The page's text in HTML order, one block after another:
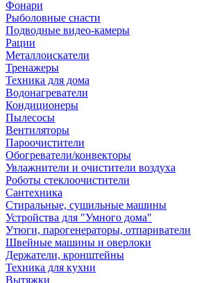
Фонари
Рыболовные снасти
Подводные видео-камеры
Рации
Металлоискатели
Тренажеры
Техника для дома
Водонагреватели
Кондиционеры
Пылесосы
Вентиляторы
Пароочистители
Обогреватели/конвекторы
Увлажнители и очистители воздуха
Роботы стеклоочистители
Сантехника
Стиральные, сушильные машины
Устройства для "Умного дома"
Утюги, парогенераторы, отпариватели
Швейные машины и оверлоки
Держатели, кронштейны
Техника для кухни
Вытяжки